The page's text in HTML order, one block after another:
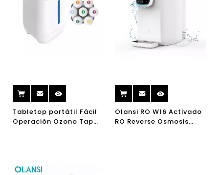
Tabletop portátil Fácil
Operación Ozono Tap
Olansi RO W16 Activado
RO Reverse Osmosis